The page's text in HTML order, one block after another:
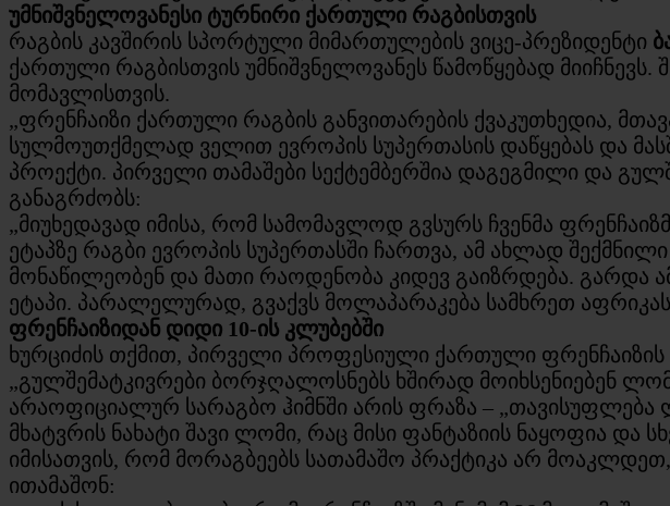
უმნიშვნელოვანესი ტურნირი ქართული რაგბისთვის
რაგბის კავშირის სპორტული მიმართულების ვიცე-პრეზიდენტი
ქართული რაგბისთვის უმნიშვნელოვანეს წამოწყებად
მომავლისთვის.
„ფრენჩაიზი ქართული რაგბის განვითარების ქვაკუთხედია,
სულმოუთქმელად ველით ევროპის სუპერთასის დაწყებას და
პროექტი. პირველი თამაშები სექტემბერშია დაგეგმილი და
განაგრძობს:
„მიუხედავად იმისა, რომ სამომავლოდ გვსურს ჩვენმა
ეტაპზე რაგბი ევროპის სუპერთასში ჩართვა, ამ ახლად
მონაწილეობენ და მათი რაოდენობა კიდევ გაიზრდება. გარდა
ეტაპი. პარალელურად, გვაქვს მოლაპარაკება სამხრეთ
ფრენჩაიზიდან დიდი 10-ის კლუბებში
ხურციძის თქმით, პირველი პროფესიული ქართული
„გულშემატკივრები ბორჯღალოსნებს ხშირად მოიხსენიებენ
არაოფიციალურ სარაგბო ჰიმნში არის ფრაზა –
მხატვრის ნახატი შავი ლომი, რაც მისი ფანტაზიის ნაყოფია და
იმისათვის, რომ მორაგბეებს სათამაშო პრაქტიკა არ
ითამაშონ: